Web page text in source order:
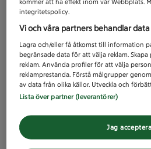
kommer att ha effekt inom vår Webbplats.
integritetspolicy.
Vi och våra partners behandlar
Lagra och/eller få åtkomst till information
begränsade data för att välja reklam.
reklam. Använda profiler för att välja
reklamprestanda. Förstå målgrupper
av data från olika källor. Utveckla och
Lista över partner (leverantörer)
Jag